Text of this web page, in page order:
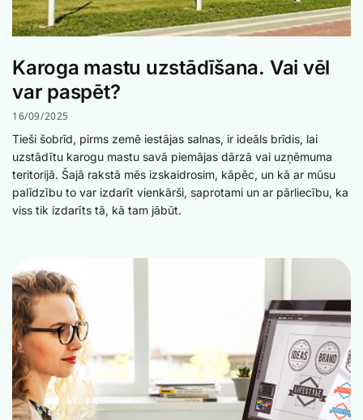
Karoga mastu uzstādīšana. Vai vēl
var paspēt?
16/09/2025
Tieši šobrīd, pirms zemē iestājas salnas, ir ideāls brīdis, lai
uzstādītu karogu mastu savā piemājas dārzā vai uzņēmuma
teritorijā. Šajā rakstā mēs izskaidrosim, kāpēc, un kā ar mūsu
palīdzību to var izdarīt vienkārši, saprotami un ar pārliecību, ka
viss tik izdarīts tā, kā tam jābūt.